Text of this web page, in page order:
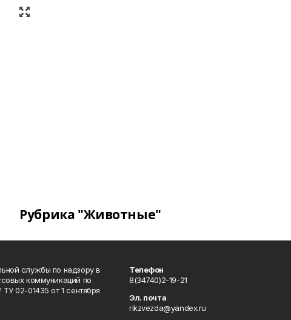
Рубрика "Животные"
службы по надзору в
коммуникаций по
02-01435 от 1 сентября
Телефон
8(34740)2-19-21
Эл. почта
rikzvezda@yandex.ru